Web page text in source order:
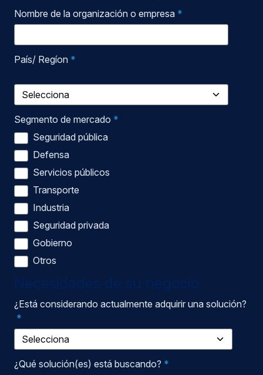
Nombre de la organización o empresa *
País/ Regíon *
Segmento de mercado *
Seguridad pública
Defensa
Servicios públicos
Transporte
Industria
Seguridad privada
Gobierno
Otros
Necesidades de su negocio
¿Está considerando actualmente adquirir una solución?
*
¿Qué solución(es) está buscando? *